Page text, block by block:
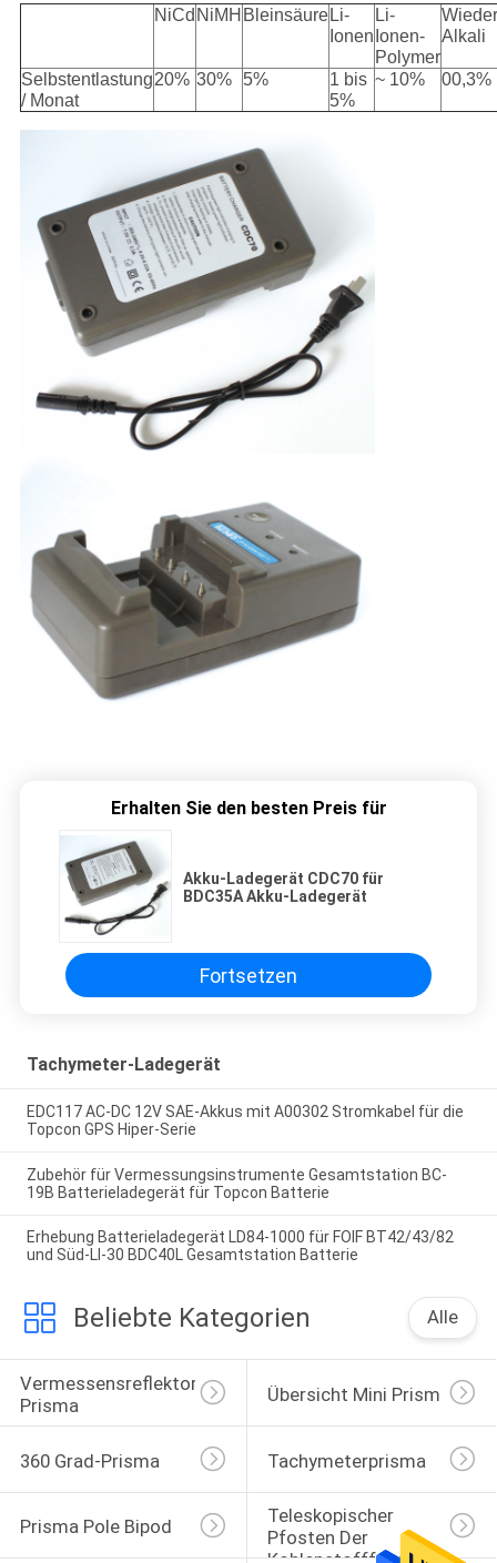
NiCd NiMH BleinsäureLi-
Ionen
Li-
Ionen-
Polymer
Alkali
Selbstentlastung
/ Monat
20% 30% 5%
1 bis
5%
~ 10% 00,3%
Erhalten Sie den besten Preis für
Akku-Ladegerät CDC70 für
BDC35A Akku-Ladegerät
Fortsetzen
Tachymeter-Ladegerät
EDC117 AC-DC 12V SAE-Akkus mit A00302 Stromkabel für die
Topcon GPS Hiper-Serie
Zubehör für Vermessungsinstrumente Gesamtstation BC-
19B Batterieladegerät für Topcon Batterie
Erhebung Batterieladegerät LD84-1000 für FOIF BT42/43/82
und Süd-LI-30 BDC40L Gesamtstation Batterie
Beliebte Kategorien Alle
Vermessensreflektor-
Prisma
Übersicht Mini Prism
360 Grad-Prisma Tachymeterprisma
Prisma Pole Bipod
Teleskopischer
Pfosten Der